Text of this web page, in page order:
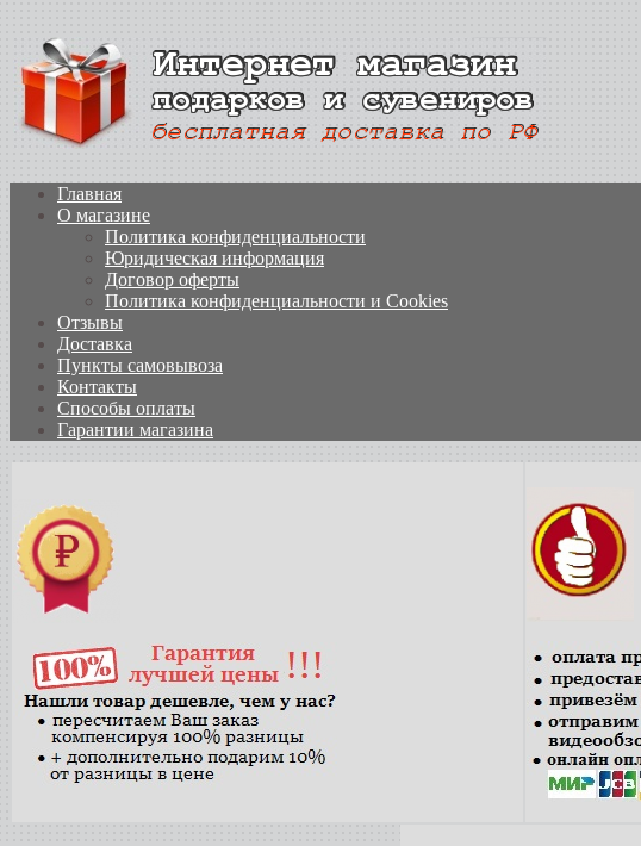
Главная
О магазине
Политика конфиденциальности
Юридическая информация
Договор оферты
Политика конфиденциальности и Cookies
Отзывы
Доставка
Пункты самовывоза
Контакты
Способы оплаты
Гарантии магазина